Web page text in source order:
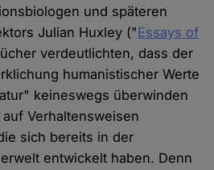
und späteren
Julian Huxley ("Essays of
verdeutlichten, dass der
humanistischer Werte
keineswegs überwinden
Verhaltensweisen
sich bereits in der
entwickelt haben. Denn